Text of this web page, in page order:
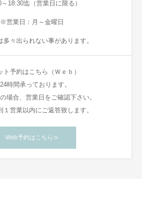
～18:30迄（営業日に限る）
※営業日：月～金曜日
々出られない事があります。
予約はこちら（Ｗｅｂ）
時間承っております。
場合、営業日をご確認下さい。
営業以内にご返答致します。
Web予約はこちら≫